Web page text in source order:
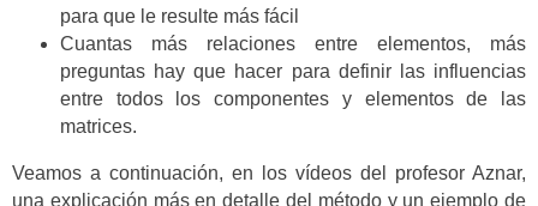
para que le resulte más fácil
Cuantas más relaciones entre elementos, más
preguntas hay que hacer para definir las influencias
entre todos los componentes y elementos de las
matrices.
Veamos a continuación, en los vídeos del profesor Aznar,
una explicación más en detalle del método y un ejemplo de